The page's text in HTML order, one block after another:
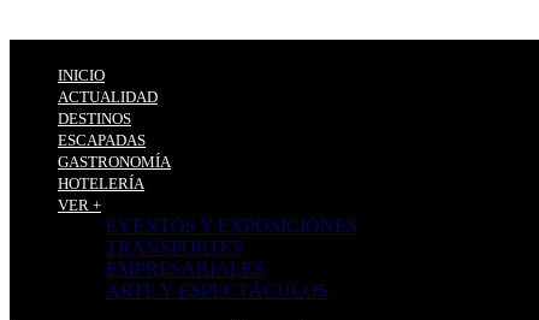
INICIO
ACTUALIDAD
DESTINOS
ESCAPADAS
GASTRONOMÍA
HOTELERÍA
VER +
EVENTOS Y EXPOSICIONES
TRANSPORTES
EMPRESARIALES
ARTE Y ESPECTÁCULOS